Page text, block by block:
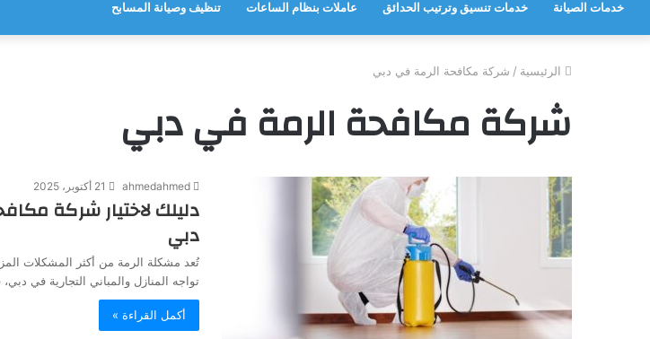
خدمات الصيانة خدمات تنسيق وترتيب الحدائق عاملات بنظام الساعات تنظيف وصيانة المسابح
الرئيسية / شركة مكافحة الرمة في دبي
شركة مكافحة الرمة في دبي
ahmedahmed 21 أكتوبر، 2025
دليلك لاختيار شركة
دبي
تُعد مشكلة الرمة من أكثر المشكلات
تواجه المنازل والمباني التجارية في
أكمل القراءة »